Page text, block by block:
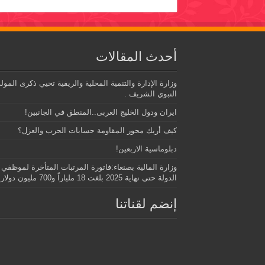
أحدث المقالات
وزارة الإدارة والتنمية المحلية والريفية تحيي ذكرى
النبوي الشريف .
ايران ودول الخليج العربى..المنطق في الجانبين!
كيف أربك محور المقاومة حسابات الحرب والعزل؟
دبلوماسية الاربعين!
وزارة المالية بصنعاء:فاتورة المرتبات المتأخرة لموظفي
الدولة حتى نهاية 2025 بلغت 18 ملياراً و700 مليون دولار.
إنضم لقناتنا